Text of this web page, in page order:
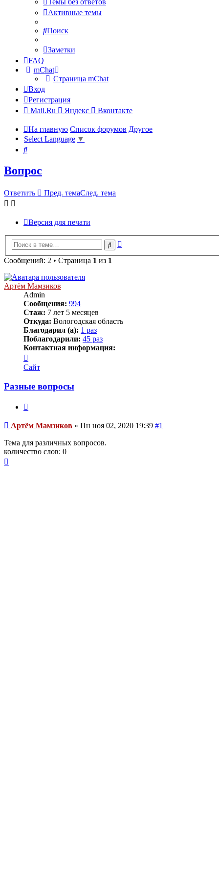
Темы без ответов
Активные темы
Поиск
Заметки
FAQ
mChat
Страница mChat
Вход
Регистрация
Mail.Ru
Яндекс Вконтакте
На главную Список форумов Другое
Select Language ▼
Поиск
Вопрос
Ответить Пред. темаСлед. тема
Версия для печати
Поиск
Сообщений: 2 • Страница 1 из 1
Артём Мамзиков
Admin
Сообщения: 994
Стаж: 7 лет 5 месяцев
Откуда: Вологодская область
Благодарил (а): 1 раз
Поблагодарили: 45 раз
Контактная информация:
информация
Мамзиков
Сайт
Разные вопросы
Сообщение
Артём Мамзиков » Пн ноя 02, 2020 19:39 #1
Тема для различных вопросов.
количество слов: 0